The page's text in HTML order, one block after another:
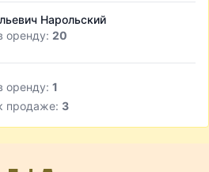
Нарольский
оренду: 20
оренду: 1
продаже: 3